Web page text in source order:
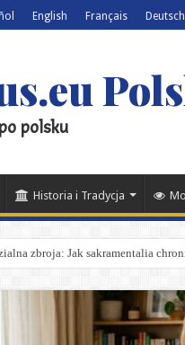
English Français Deutsch
polsku
Historia i Tradycja
zbroja: Jak sakramentalia